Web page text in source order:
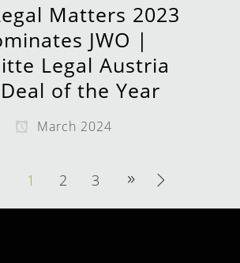
Matters 2023
JWO |
Legal Austria
of the Year
March 2024
1 2 3